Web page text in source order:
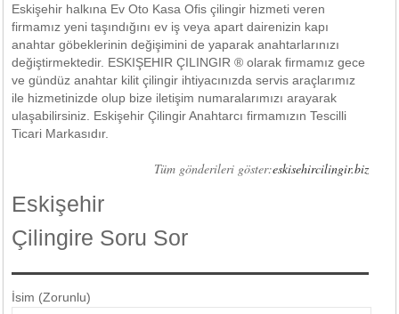
Eskişehir halkına Ev Oto Kasa Ofis çilingir hizmeti veren
firmamız yeni taşındığını ev iş veya apart dairenizin kapı
anahtar göbeklerinin değişimini de yaparak anahtarlarınızı
değiştirmektedir. ESKIŞEHIR ÇILINGIR ® olarak firmamız gece
ve gündüz anahtar kilit çilingir ihtiyacınızda servis araçlarımız
ile hizmetinizde olup bize iletişim numaralarımızı arayarak
ulaşabilirsiniz. Eskişehir Çilingir Anahtarcı firmamızın Tescilli
Ticari Markasıdır.
Tüm gönderileri göster:eskisehircilingir.biz
Eskişehir
Çilingire Soru Sor
İsim (Zorunlu)